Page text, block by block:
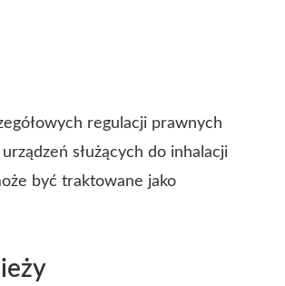
regulacji prawnych
służących do inhalacji
być traktowane jako